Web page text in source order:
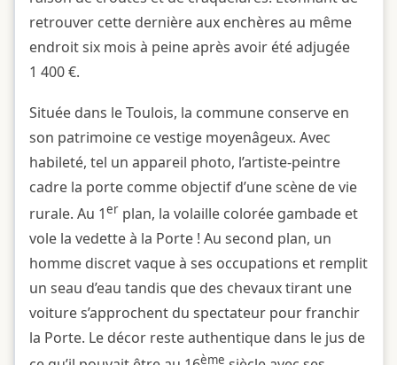
retrouver cette dernière aux enchères au même
endroit six mois à peine après avoir été adjugée
1 400 €.
Située dans le Toulois, la commune conserve en
son patrimoine ce vestige moyenâgeux. Avec
habileté, tel un appareil photo, l’artiste-peintre
cadre la porte comme objectif d’une scène de vie
rurale. Au 1er plan, la volaille colorée gambade et
vole la vedette à la Porte ! Au second plan, un
homme discret vaque à ses occupations et remplit
un seau d’eau tandis que des chevaux tirant une
voiture s’approchent du spectateur pour franchir
la Porte. Le décor reste authentique dans le jus de
ème